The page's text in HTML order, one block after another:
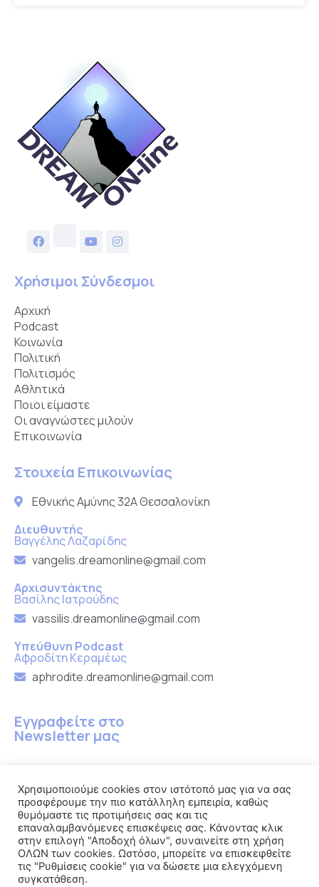
Χρήσιμοι Σύνδεσμοι
Αρχική
Podcast
Κοινωνία
Πολιτική
Πολιτισμός
Αθλητικά
Ποιοι είμαστε
Οι αναγνώστες μιλούν
Επικοινωνία
Στοιχεία Επικοινωνίας
Εθνικής Αμύνης 32Α Θεσσαλονίκη
Διευθυντής
Βαγγέλης Λαζαρίδης
vangelis.dreamonline@gmail.com
Αρχισυντάκτης
Βασίλης Ιατρούδης
vassilis.dreamonline@gmail.com
Υπεύθυνη Podcast
Αφροδίτη Κεραμέως
aphrodite.dreamonline@gmail.com
Εγγραφείτε στο
Newsletter μας
Εγγραφή
Χρησιμοποιούμε cookies στον ιστότοπό μας για να σας
προσφέρουμε την πιο κατάλληλη εμπειρία, καθώς
θυμόμαστε τις προτιμήσεις σας και τις
επαναλαμβανόμενες επισκέψεις σας. Κάνοντας κλικ
στην επιλογή "Αποδοχή όλων", συναινείτε στη χρήση
ΟΛΩΝ των cookies. Ωστόσο, μπορείτε να επισκεφθείτε
τις "Ρυθμίσεις cookie" για να δώσετε μια ελεγχόμενη
συγκατάθεση.